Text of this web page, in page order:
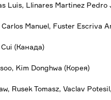
Luis, Llinares Martinez Pedro
Carlos Manuel, Fuster Escriva
(Канада)
Kim Donghwa (Корея)
Rusek Tomasz, Vaclav